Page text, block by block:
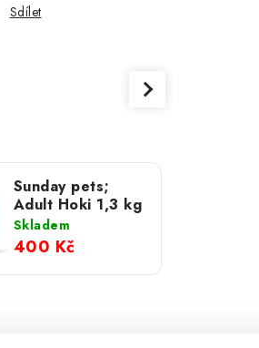
Sdílet
Sunday pets;
Adult Hoki 1,3 kg
Skladem
400 Kč